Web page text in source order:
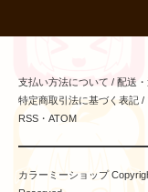
支払い方法について / 配送
特定商取引法に基づく表記 /
RSS ・ ATOM
カラーミーショップ